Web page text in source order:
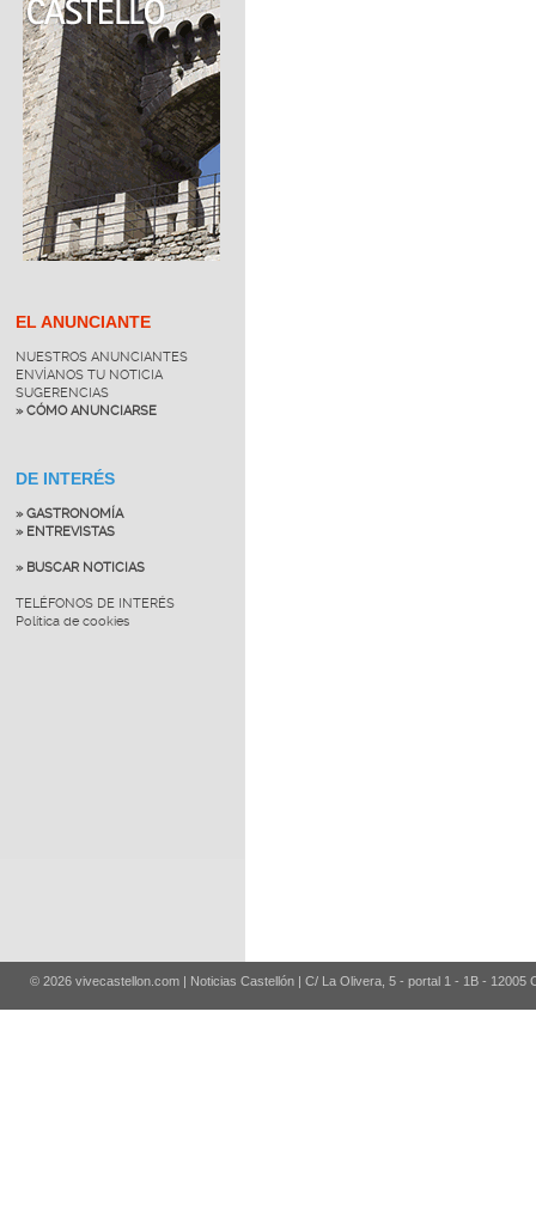
EL ANUNCIANTE
NUESTROS ANUNCIANTES
ENVÍANOS TU NOTICIA
SUGERENCIAS
» CÓMO ANUNCIARSE
DE INTERÉS
» GASTRONOMÍA
» ENTREVISTAS
» BUSCAR NOTICIAS
TELÉFONOS DE INTERÉS
Política de cookies
© 2026 vivecastellon.com | Noticias Castellón | C/ La Olivera, 5 - portal 1 - 1B - 12005